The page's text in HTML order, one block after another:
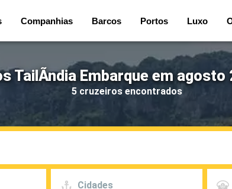
Companhias Barcos Portos Luxo
TailÃndia Embarque em agosto
5 cruzeiros encontrados
Cidades